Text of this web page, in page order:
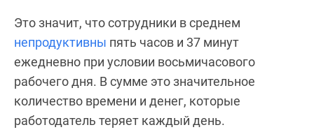
Это значит, что сотрудники в среднем
непродуктивны пять часов и 37 минут
ежедневно при условии восьмичасового
рабочего дня. В сумме это значительное
количество времени и денег, которые
работодатель теряет каждый день.